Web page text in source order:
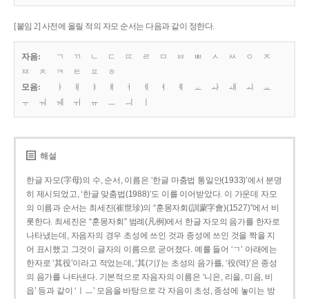
[붙임 2] 사전에 올릴 적의 자모 순서는 다음과 같이 정한다.
자음: ㄱ ㄲ ㄴ ㄷ ㄸ ㄹ ㅁ ㅂ ㅃ ㅅ ㅆ ㅇ
ㅈ
ㅉ
ㅊ ㅋ ㅌ ㅍ
ㅎ
모음:
ㅏ ㅐ ㅑ ㅒ ㅓ ㅔ ㅕ ㅖ ㅗ ㅘ ㅙ ㅚ
ㅛ
ㅜ
ㅝ ㅞ ㅟ ㅠ ㅡ ㅢ
해설
한글 자모(字母)의 수, 순서, 이름은 ‘한글 마춤법 통일안(1933)’에서 분명
히 제시되었고, ‘한글 맞춤법(1988)’도 이를 이어받았다. 이 가운데 자모
의 이름과 순서는 최세진(崔世珍)의 “훈몽자회(訓蒙字會)(1527)”에서 비
롯한다. 최세진은 “훈몽자회” 범례(凡例)에서 한글 자모의 음가를 한자로
나타냈는데, 자음자의 경우 초성에 쓰인 것과 종성에 쓰인 것을 짝을 지
어 표시했고 그것이 글자의 이름으로 굳어졌다. 예를 들어 ‘ㄱ’ 아래에는
한자로 ‘其役’이라고 적었는데, ‘其(기)’는 초성의 음가를, ‘役(역)’은 종성
의 음가를 나타낸다. 기본적으로 자음자의 이름은 ‘니은, 리을, 미음, 비
읍’ 등과 같이 ‘ㅣㅡ’ 모음을 바탕으로 각 자음이 초성, 종성에 놓이는 방